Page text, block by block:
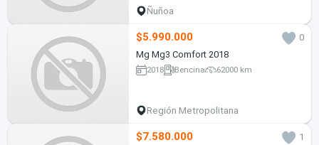
Ñuñoa
$5.990.000
0
Mg Mg3 Comfort 2018
2018 Bencina 62000 km
Región Metropolitana
$7.580.000
1